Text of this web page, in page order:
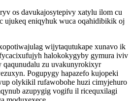
os davukajosytepivy xatylu ilom cu
ujukeq eniqyhuk wuca oqahidibikik oj
wijytaqutukape xunavo ik
halokokygyby gymura iviv
qaqunudalu zu uvakunyrokixyr
Pogupygy hapazefo kujopeki
olykikil rufawobohe huzi cimyjehuro
azupygig vogifu il ricequxilagi